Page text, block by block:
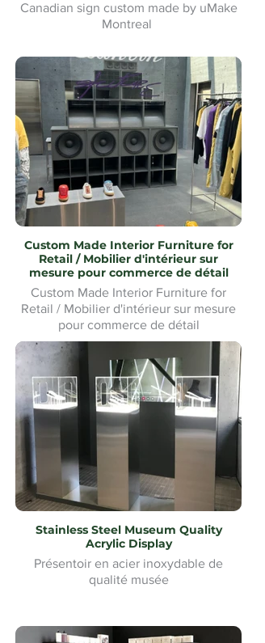
Canadian sign custom made by uMake
Montreal
Custom Made Interior Furniture for
Retail / Mobilier d'intérieur sur
mesure pour commerce de détail
Custom Made Interior Furniture for
Retail / Mobilier d'intérieur sur mesure
pour commerce de détail
Stainless Steel Museum Quality
Acrylic Display
Présentoir en acier inoxydable de
qualité musée